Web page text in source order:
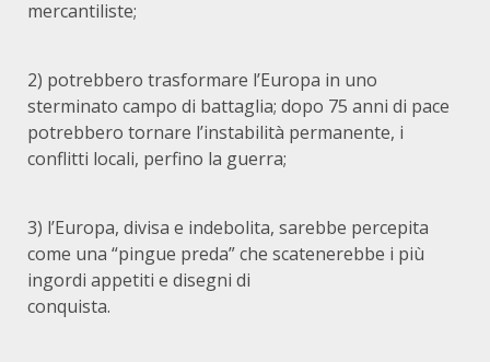
mercantiliste;
2) potrebbero trasformare l’Europa in uno
sterminato campo di battaglia; dopo 75 anni di pace
potrebbero tornare l’instabilità permanente, i
conflitti locali, perfino la guerra;
3) l’Europa, divisa e indebolita, sarebbe percepita
come una “pingue preda” che scatenerebbe i più
ingordi appetiti e disegni di
conquista.